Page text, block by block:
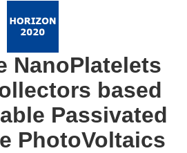
NanoPlatelets
based
Passivated
PhotoVoltaics